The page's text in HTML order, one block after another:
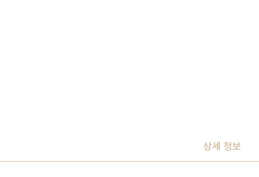
상세 정보